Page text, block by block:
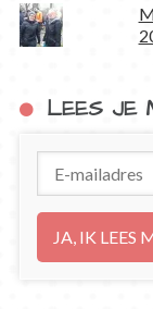
LEES JE
mailadres